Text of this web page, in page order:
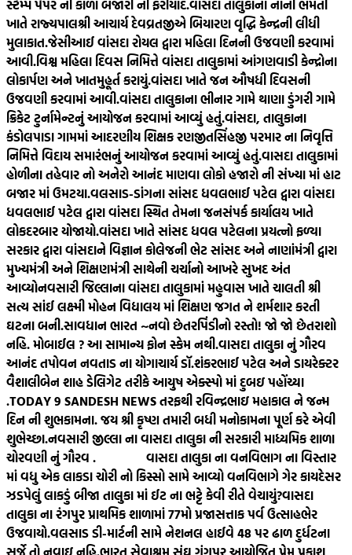
સ્ટેમ્પ પેપર ની કાળા બજારી ની ફરીયાદ.વાંસદા તાલુકાના નાની ભમતી
ખાતે રાજ્યપાલશ્રી આચાર્ય દેવવ્રતજીએ બિયારણ વૃદ્ધિ કેન્દ્રની લીધી
મુલાકાત.જેસીઆઈ વાંસદા રોયલ દ્વારા મહિલા દિનની ઉજવણી કરવામાં
આવી.વિશ્વ મહિલા દિવસ નિમિત્તે વાંસદા તાલુકામાં આંગણવાડી કેન્દ્રોના
લોકાર્પણ અને ખાતમુહૂર્ત કરાયું.વાંસદા ખાતે જન ઔષધી દિવસની
ઉજવણી કરવામાં આવી.વાંસદા તાલુકાના ભીનાર ગામે થાણા ડુંગરી ગામે
ક્રિકેટ ટુર્નામેન્ટનું આયોજન કરવામાં આવ્યું હતું.વાંસદા, તાલુકાના
કંડોલપાડા ગામમાં આદરણીય શિક્ષક રણજીતસિંહજી પરમાર ના નિવૃત્તિ
નિમિત્તે વિદાય સમારંભનું આયોજન કરવામાં આવ્યું હતું.વાસદા તાલુકામાં
હોળીના તહેવાર નો અનેરો આનંદ માણવા લોકો હજારો ની સંખ્યા માં હાટ
બજાર માં ઉમટયા.વલસાડ-ડાંગના સાંસદ ધવલભાઈ પટેલ દ્વારા વાંસદા
ધવલભાઈ પટેલ દ્વારા વાંસદા સ્થિત તેમના જનસંપર્ક કાર્યાલય ખાતે
લોકદરબાર યોજાયો.વાંસદા ખાતે સાંસદ ધવલ પટેલના પ્રયત્નો ફળ્યા
સરકાર દ્વારા વાંસદાને વિજ્ઞાન કોલેજની ભેટ સાંસદ અને નાણાંમંત્રી દ્વારા
મુખ્યમંત્રી અને શિક્ષણમંત્રી સાથેની ચર્ચાનો આખરે સુખદ અંત
આવ્યોનવસારી જિલ્લાના વાંસદા તાલુકામાં મહુવાસ ખાતે ચાલતી શ્રી
સત્ય સાંઈ લક્ષ્મી મોહન વિદ્યાલય માં શિક્ષણ જગત ને શર્મશાર કરતી
ઘટના બની.સાવધાન ભારત ~નવો છેતરપિંડીનો રસ્તો! જો જો છેતરાશો
નહિ. મોબાઈલ ? આ સામાન્ય ફોન સ્કેમ નથી.વાસદા તાલુકા નું ગૌરવ
આનંદ તપોવન નવતાડ ના યોગાચાર્ય ડૉ.શંકરભાઈ પટેલ અને ડાયરેક્ટર
વૈશાલીબેન શાહ ડેલિગેટ તરીકે આયુષ એક્સ્પો માં દુબઇ પહોંચ્યા
.TODAY 9 SANDESH NEWS તરફથી રવિન્દ્રભાઇ મહાકાલ ને જન્મ
દિન ની શુભકામના. જય શ્રી કૃષ્ણ તમારી બધી મનોકામના પૂર્ણ કરે એવી
શુભેચ્છા.નવસારી જીલ્લા ના વાસદા તાલુકા ની સરકારી માધ્યમિક શાળા
ચોરવણી નું ગૌરવ . વાસદા તાલુકા ના વનવિભાગ ના વિસ્તાર
માં વધુ એક લાકડા ચોરી નો કિસ્સો સામે આવ્યો વનવિભાગે ગેર કાયદેસર
ઝડપેલું લાકડું બીજા તાલુકા માં ઈટ ના ભટ્ટે કેવી રીતે વેચાયું?વાસદા
તાલુકા ના રંગપુર પ્રાથમિક શાળામાં 77મો પ્રજાસત્તાક પર્વ ઉત્સાહભેર
ઉજવાયો.વલસાડ ડી-માર્ટની સામે નેશનલ હાઈવે 48 પર ઢાળ દુર્ધટના